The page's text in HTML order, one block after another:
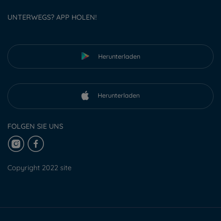
UNTERWEGS? APP HOLEN!
Herunterladen
Herunterladen
FOLGEN SIE UNS
Copyright 2022 site